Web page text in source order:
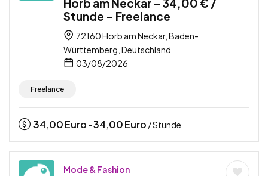
Stunde – Freelance
72160 Horb am Neckar, Baden-
Württemberg, Deutschland
03/08/2026
Freelance
34,00Euro -34,00Euro / Stunde
Mode & Fashion